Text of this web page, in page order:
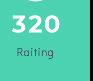
320
Raiting